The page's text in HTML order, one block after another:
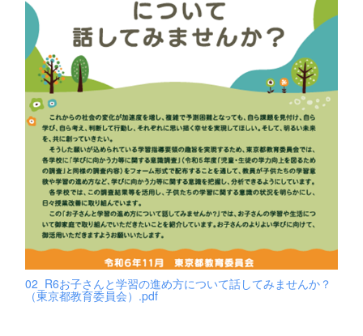
02_R6お子さんと学習の進め方について話してみませんか？
（東京都教育委員会）.pdf